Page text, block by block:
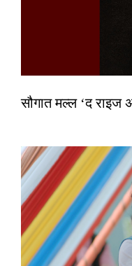
सौगात मल्ल ‘द राइज